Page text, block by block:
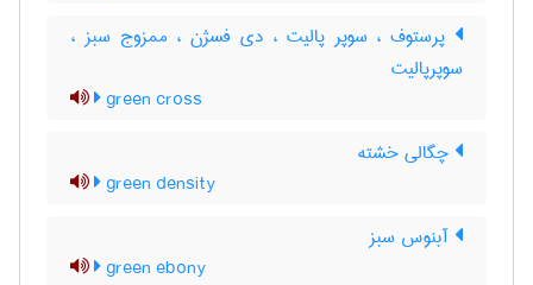
پرستوف ، سوپر پالیت ، دی فسژن ، ممزوج سبز ،
سوپرپالیت
green cross
چگالی خشته
green density
آبنوس سبز
green ebony